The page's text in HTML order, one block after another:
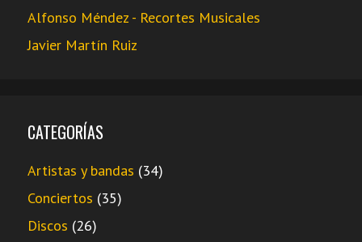
Alfonso Méndez - Recortes Musicales
Javier Martín Ruiz
CATEGORÍAS
Artistas y bandas (34)
Conciertos (35)
Discos (26)